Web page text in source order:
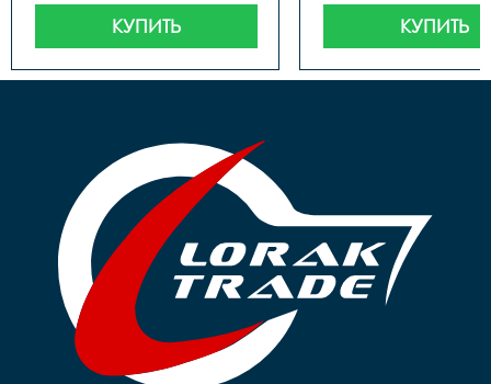
КУПИТЬ КУПИТЬ